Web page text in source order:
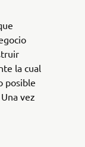
la cual
posible
vez